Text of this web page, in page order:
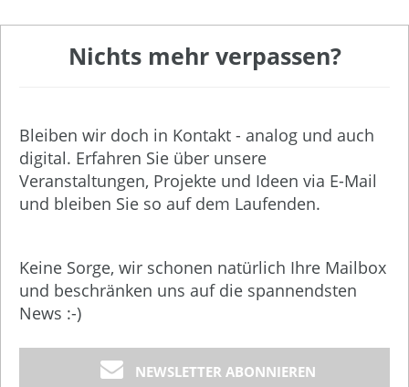
Nichts mehr verpassen?
Bleiben wir doch in Kontakt - analog und auch
digital. Erfahren Sie über unsere
Veranstaltungen, Projekte und Ideen via E-Mail
und bleiben Sie so auf dem Laufenden.
Keine Sorge, wir schonen natürlich Ihre Mailbox
und beschränken uns auf die spannendsten
News :-)
NEWSLETTER ABONNIEREN